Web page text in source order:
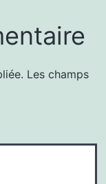
Les champs